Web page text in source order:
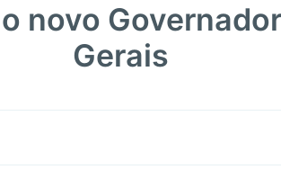
novo
Gerais